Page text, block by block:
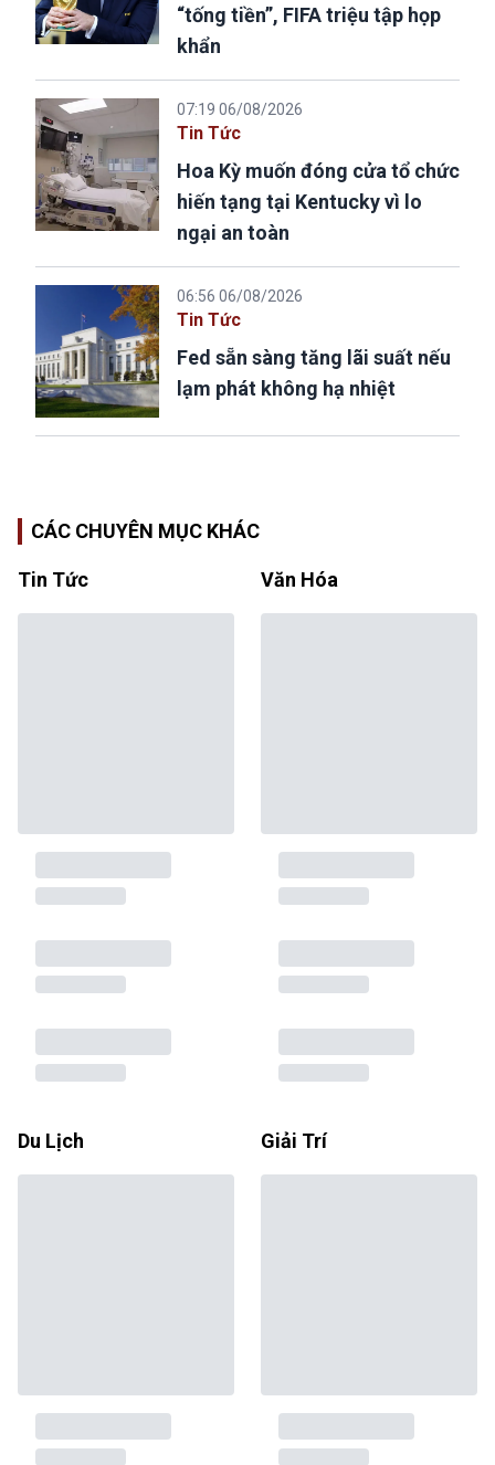
“tống tiền”, FIFA triệu tập họp
khẩn
07:19 06/08/2026
Tin Tức
Hoa Kỳ muốn đóng cửa tổ chức
hiến tạng tại Kentucky vì lo
ngại an toàn
06:56 06/08/2026
Tin Tức
Fed sẵn sàng tăng lãi suất nếu
lạm phát không hạ nhiệt
CÁC CHUYÊN MỤC KHÁC
Tin Tức Văn Hóa
Du Lịch Giải Trí